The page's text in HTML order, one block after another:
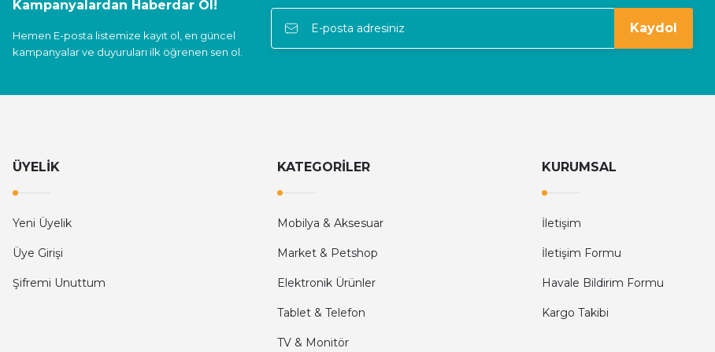
E... S... | 05/11/2024
Deneyimini Paylaş
Kampanyalardan Haberdar Ol!
Hemen E-posta listemize kayıt ol, en güncel
kampanyalar ve duyuruları ilk öğrenen sen ol.
Kaydol
ÜYELİK
Yeni Üyelik
Üye Girişi
Şifremi Unuttum
KATEGORİLER
Mobilya & Aksesuar
Market & Petshop
Elektronik Ürünler
Tablet & Telefon
TV & Monitör
KURUMSAL
İletişim
İletişim Formu
Havale Bildirim Formu
Kargo Takibi